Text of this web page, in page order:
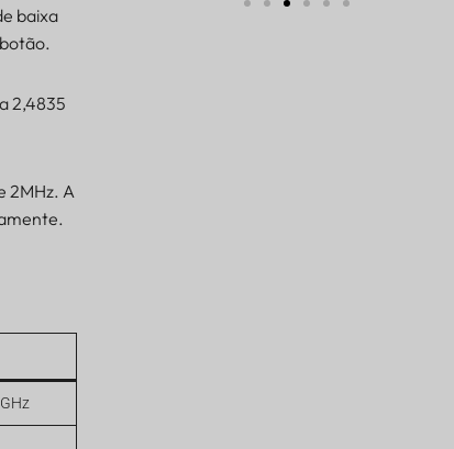
baixa
2,4835
2MHz. A